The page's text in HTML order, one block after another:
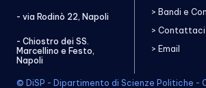
- via Rodinò 22, Napoli
- Chiostro dei SS.
Marcellino e Festo,
Napoli
> Bandi e
> Contattaci
> Email
© DiSP - Dipartimento di Scienze Politiche -